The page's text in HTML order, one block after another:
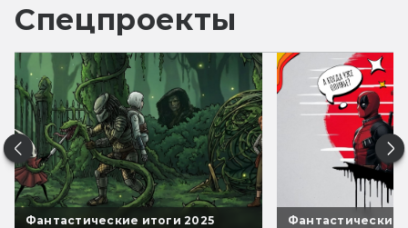
Спецпроекты
Фантастические итоги 2025 Фантастические